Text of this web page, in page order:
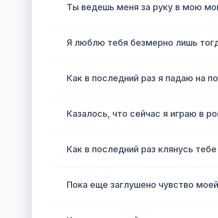
Ты ведешь меня за руку в мою
Я люблю тебя безмерно лишь
Как в последний раз я падаю на
Казалось, что сейчас я играю в
Как в последний раз клянусь
Пока еще заглушено чувство